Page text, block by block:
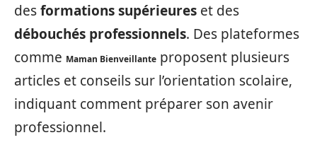
desformations supérieures et des
débouchés professionnels. Des plateformes
comme Maman Bienveillante proposent plusieurs
articles et conseils sur l’orientation scolaire,
indiquant comment préparer son avenir
professionnel.